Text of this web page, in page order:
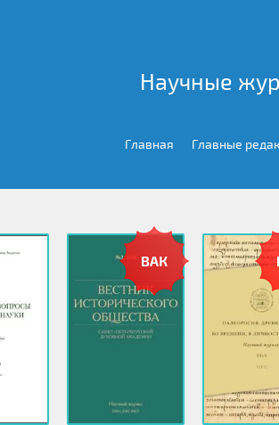
Научные
Главная Главные